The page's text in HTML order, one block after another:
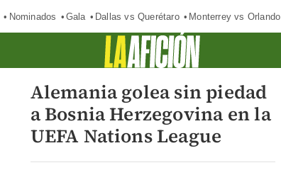
Nominados Gala Dallas vs Querétaro Monterrey vs Orlando
Alemania golea sin piedad
a Bosnia Herzegovina en la
UEFA Nations League